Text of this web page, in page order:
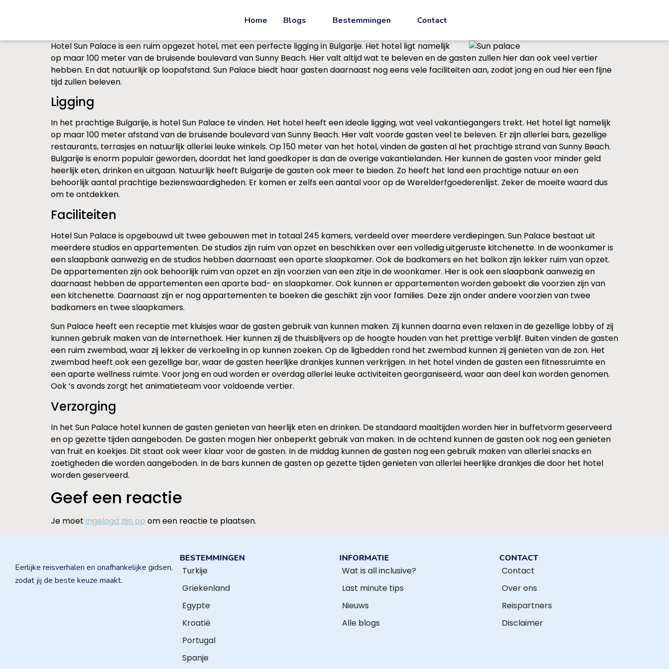
Home Blogs Bestemmingen Contact
Hotel Sun Palace is een ruim opgezet hotel, met een perfecte ligging in Bulgarije. Het hotel ligt namelijk
op maar 100 meter van de bruisende boulevard van Sunny Beach. Hier valt altijd wat te beleven en de gasten zullen hier dan ook veel vertier
hebben. En dat natuurlijk op loopafstand. Sun Palace biedt haar gasten daarnaast nog eens vele faciliteiten aan, zodat jong en oud hier een fijne
tijd zullen beleven.
Ligging
In het prachtige Bulgarije, is hotel Sun Palace te vinden. Het hotel heeft een ideale ligging, wat veel vakantiegangers trekt. Het hotel ligt namelijk
op maar 100 meter afstand van de bruisende boulevard van Sunny Beach. Hier valt voorde gasten veel te beleven. Er zijn allerlei bars, gezellige
restaurants, terrasjes en natuurlijk allerlei leuke winkels. Op 150 meter van het hotel, vinden de gasten al het prachtige strand van Sunny Beach.
Bulgarije is enorm populair geworden, doordat het land goedkoper is dan de overige vakantielanden. Hier kunnen de gasten voor minder geld
heerlijk eten, drinken en uitgaan. Natuurlijk heeft Bulgarije de gasten ook meer te bieden. Zo heeft het land een prachtige natuur en een
behoorlijk aantal prachtige bezienswaardigheden. Er komen er zelfs een aantal voor op de Werelderfgoederenlijst. Zeker de moeite waard dus
om te ontdekken.
Faciliteiten
Hotel Sun Palace is opgebouwd uit twee gebouwen met in totaal 245 kamers, verdeeld over meerdere verdiepingen. Sun Palace bestaat uit
meerdere studios en appartementen. De studios zijn ruim van opzet en beschikken over een volledig uitgeruste kitchenette. In de woonkamer is
een slaapbank aanwezig en de studios hebben daarnaast een aparte slaapkamer. Ook de badkamers en het balkon zijn lekker ruim van opzet.
De appartementen zijn ook behoorlijk ruim van opzet en zijn voorzien van een zitje in de woonkamer. Hier is ook een slaapbank aanwezig en
daarnaast hebben de appartementen een aparte bad- en slaapkamer. Ook kunnen er appartementen worden geboekt die voorzien zijn van
een kitchenette. Daarnaast zijn er nog appartementen te boeken die geschikt zijn voor families. Deze zijn onder andere voorzien van twee
badkamers en twee slaapkamers.
Sun Palace heeft een receptie met kluisjes waar de gasten gebruik van kunnen maken. Zij kunnen daarna even relaxen in de gezellige lobby of zij
kunnen gebruik maken van de internethoek. Hier kunnen zij de thuisblijvers op de hoogte houden van het prettige verblijf. Buiten vinden de gasten
een ruim zwembad, waar zij lekker de verkoeling in op kunnen zoeken. Op de ligbedden rond het zwembad kunnen zij genieten van de zon. Het
zwembad heeft ook een gezellige bar, waar de gasten heerlijke drankjes kunnen verkrijgen. In het hotel vinden de gasten een fitnessruimte en
een aparte wellness ruimte. Voor jong en oud worden er overdag allerlei leuke activiteiten georganiseerd, waar aan deel kan worden genomen.
Ook ’s avonds zorgt het animatieteam voor voldoende vertier.
Verzorging
In het Sun Palace hotel kunnen de gasten genieten van heerlijk eten en drinken. De standaard maaltijden worden hier in buffetvorm geserveerd
en op gezette tijden aangeboden. De gasten mogen hier onbeperkt gebruik van maken. In de ochtend kunnen de gasten ook nog een genieten
van fruit en koekjes. Dit staat ook weer klaar voor de gasten. In de middag kunnen de gasten nog een gebruik maken van allerlei snacks en
zoetigheden die worden aangeboden. In de bars kunnen de gasten op gezette tijden genieten van allerlei heerlijke drankjes die door het hotel
worden geserveerd.
Geef een reactie
Je moet ingelogd zijn op om een reactie te plaatsen.
Eerlijke reisverhalen en onafhankelijke gidsen,
zodat jij de beste keuze maakt.
BESTEMMINGEN
Turkije
Griekenland
Egypte
Kroatië
Portugal
Spanje
INFORMATIE
Wat is all inclusive?
Last minute tips
Nieuws
Alle blogs
CONTACT
Contact
Over ons
Reispartners
Disclaimer